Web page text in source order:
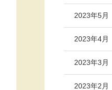
2023年5月
2023年4月
2023年3月
2023年2月